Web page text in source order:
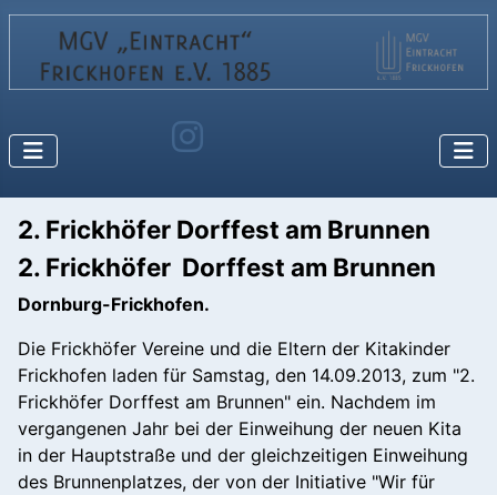
2. Frickhöfer Dorffest am Brunnen
2. Frickhöfer Dorffest am Brunnen
Dornburg-Frickhofen.
Die Frickhöfer Vereine und die Eltern der Kitakinder
Frickhofen laden für Samstag, den 14.09.2013, zum "2.
Frickhöfer Dorffest am Brunnen" ein. Nachdem im
vergangenen Jahr bei der Einweihung der neuen Kita
in der Hauptstraße und der gleichzeitigen Einweihung
des Brunnenplatzes, der von der Initiative "Wir für